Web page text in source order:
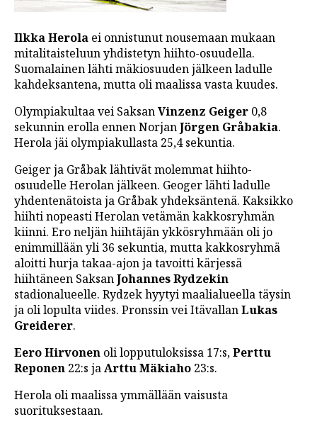
Ilkka Herola ei onnistunut nousemaan mukaan
mitalitaisteluun yhdistetyn hiihto-osuudella.
Suomalainen lähti mäkiosuuden jälkeen ladulle
kahdeksantena, mutta oli maalissa vasta kuudes.
Olympiakultaa vei SaksanVinzenz Geiger 0,8
sekunnin erolla ennen NorjanJörgen Gråbakia.
Herola jäi olympiakullasta 25,4 sekuntia.
Geiger ja Gråbak lähtivät molemmat hiihto-
osuudelle Herolan jälkeen. Geoger lähti ladulle
yhdentenätoista ja Gråbak yhdeksäntenä. Kaksikko
hiihti nopeasti Herolan vetämän kakkosryhmän
kiinni. Ero neljän hiihtäjän ykkösryhmään oli jo
enimmillään yli 36 sekuntia, mutta kakkosryhmä
aloitti hurja takaa-ajon ja tavoitti kärjessä
hiihtäneen SaksanJohannes Rydzekin
stadionalueelle. Rydzek hyytyi maalialueella täysin
ja oli lopulta viides. Pronssin vei ItävallanLukas
Greiderer.
Eero Hirvonen oli lopputuloksissa 17:s,Perttu
Reponen 22:s jaArttu Mäkiaho 23:s.
Herola oli maalissa ymmällään vaisusta
suorituksestaan.
KOLUMNIT